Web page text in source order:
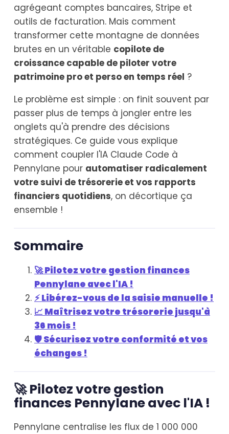
agrégeant comptes bancaires, Stripe et
outils de facturation. Mais comment
transformer cette montagne de données
brutes en un véritable copilote de
croissance capable de piloter votre
patrimoine pro et perso en temps réel ?
Le problème est simple : on finit souvent par
passer plus de temps à jongler entre les
onglets qu'à prendre des décisions
stratégiques. Ce guide vous explique
comment coupler l'IA Claude Code à
Pennylane pour automatiser radicalement
votre suivi de trésorerie et vos rapports
financiers quotidiens, on décortique ça
ensemble !
Sommaire
🚀 Pilotez votre gestion finances
Pennylane avec l'IA !
⚡ Libérez-vous de la saisie manuelle !
📈 Maîtrisez votre trésorerie jusqu'à
36 mois !
🛡️ Sécurisez votre conformité et vos
échanges !
🚀 Pilotez votre gestion
finances Pennylane avec l'IA !
Pennylane centralise les flux de 1 000 000